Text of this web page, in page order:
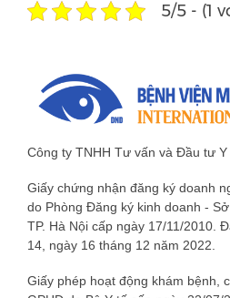
5/5 - (1
Công ty TNHH Tư vấn và Đầu tư
Giấy chứng nhận đăng ký doanh
do Phòng Đăng ký kinh doanh -
TP. Hà Nội cấp ngày 17/11/2010.
14, ngày 16 tháng 12 năm 2022.
Giấy phép hoạt động khám bệnh,